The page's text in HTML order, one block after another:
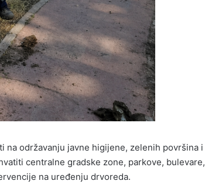
na održavanju javne higijene, zelenih površina i
centralne gradske zone, parkove, bulevare,
na uređenju drvoreda.